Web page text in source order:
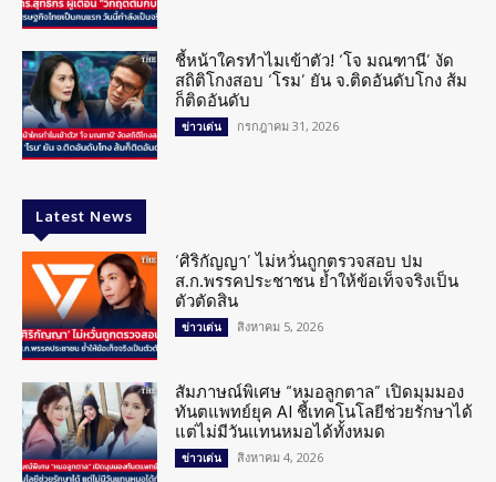
ชี้หน้าใครทำไมเข้าตัว! ‘โจ มณฑานี’ งัด
สถิติโกงสอบ ‘โรม’ ยัน จ.ติดอันดับโกง ส้ม
ก็ติดอันดับ
ข่าวเด่น กรกฎาคม 31, 2026
Latest News
‘ศิริกัญญา’ ไม่หวั่นถูกตรวจสอบ ปม
ส.ก.พรรคประชาชน ย้ำให้ข้อเท็จจริงเป็น
ตัวตัดสิน
ข่าวเด่น สิงหาคม 5, 2026
สัมภาษณ์พิเศษ “หมอลูกตาล” เปิดมุมมอง
ทันตแพทย์ยุค AI ชี้เทคโนโลยีช่วยรักษาได้
แต่ไม่มีวันแทนหมอได้ทั้งหมด
ข่าวเด่น สิงหาคม 4, 2026